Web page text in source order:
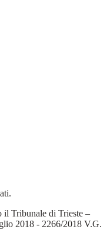
il Tribunale di Trieste –
2018 - 2266/2018 V.G.